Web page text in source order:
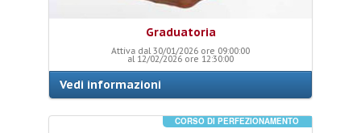
Graduatoria
Attiva dal 30/01/2026 ore 09:00:00
al 12/02/2026 ore 12:30:00
Vedi informazioni
CORSO DI PERFEZIONAMENTO